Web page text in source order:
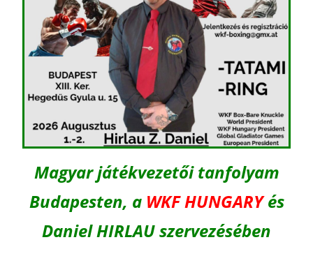
Magyar játékvezetői tanfolyam
Budapesten, a WKF HUNGARYés
Daniel HIRLAU szervezésében